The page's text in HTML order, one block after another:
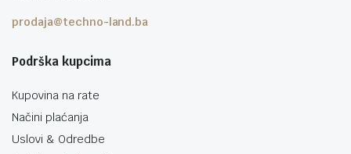
prodaja@techno-land.ba
Podrška kupcima
Kupovina na rate
Načini plaćanja
Uslovi & Odredbe